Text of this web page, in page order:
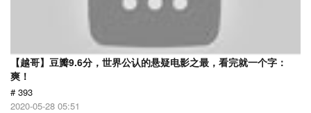
【越哥】豆瓣9.6分，世界公认的悬疑电影之最，看完就一个字：
爽！
# 393
2020-05-28 05:51